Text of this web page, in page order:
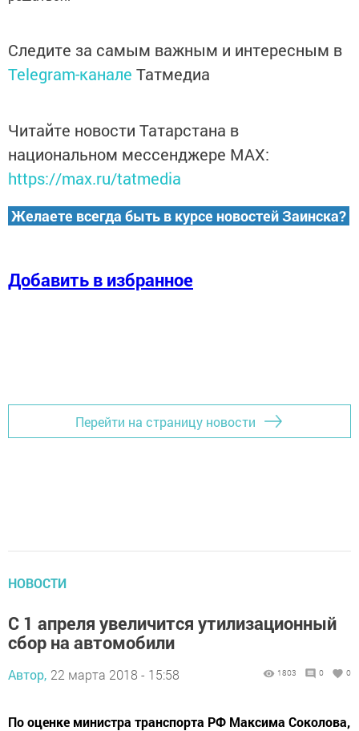
Следите за самым важным и интересным в
Telegram-канале Татмедиа
Читайте новости Татарстана в
национальном мессенджере MАХ:
https://max.ru/tatmedia
Желаете всегда быть в курсе новостей Заинска?
Добавить в избранное
Перейти на страницу новости
НОВОСТИ
С 1 апреля увеличится утилизационный
сбор на автомобили
Автор, 22 марта 2018 - 15:58 1803 0 0
По оценке министра транспорта РФ Максима Соколова,